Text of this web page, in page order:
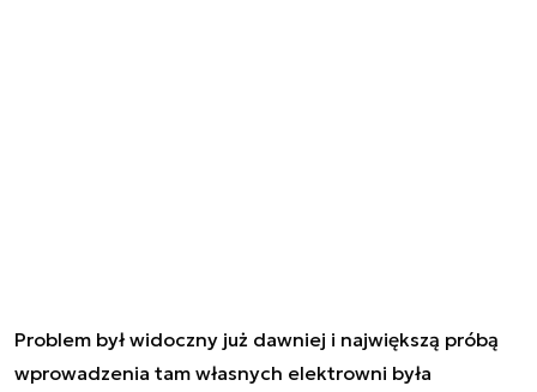
Problem był widoczny już dawniej i największą próbą
wprowadzenia tam własnych elektrowni była